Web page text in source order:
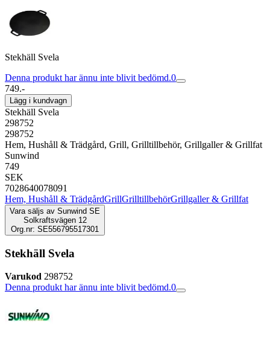
Stekhäll Svela
Denna produkt har ännu inte blivit bedömd.0
749.-
Lägg i kundvagn
Stekhäll Svela
298752
298752
Hem, Hushåll & Trädgård, Grill, Grilltillbehör, Grillgaller & Grillfat
Sunwind
749
SEK
7028640078091
Hem, Hushåll & TrädgårdGrillGrilltillbehörGrillgaller & Grillfat
Vara säljs av Sunwind SE
Solkraftsvägen 12
Org.nr: SE556795517301
Stekhäll Svela
Varukod 298752
Denna produkt har ännu inte blivit bedömd.0